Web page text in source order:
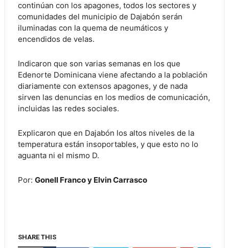
continúan con los apagones, todos los sectores y
comunidades del municipio de Dajabón serán
iluminadas con la quema de neumáticos y
encendidos de velas.
Indicaron que son varias semanas en los que
Edenorte Dominicana viene afectando a la población
diariamente con extensos apagones, y de nada
sirven las denuncias en los medios de comunicación,
incluidas las redes sociales.
Explicaron que en Dajabón los altos niveles de la
temperatura están insoportables, y que esto no lo
aguanta ni el mismo D.
Por: Gonell Franco y Elvin Carrasco
SHARE THIS